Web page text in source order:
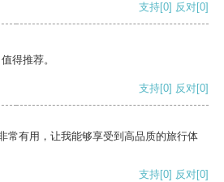
支持[0] 反对[0]
得推荐。
支持[0] 反对[0]
常有用，让我能够享受到高品质的旅行体
支持[0] 反对[0]